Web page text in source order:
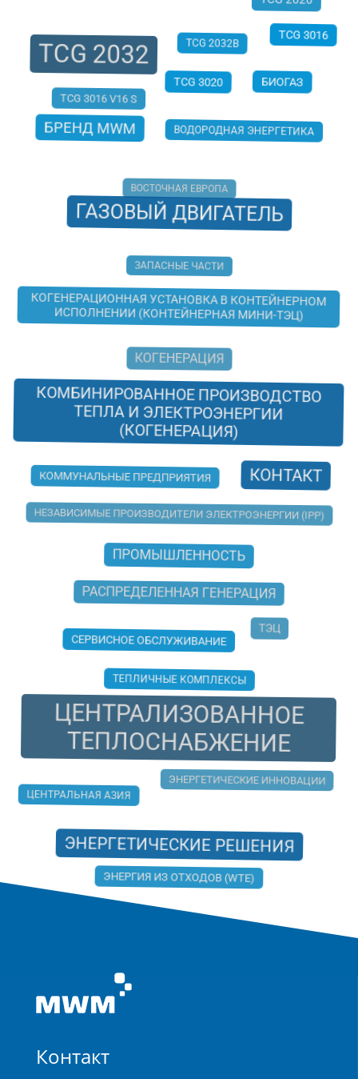
TCG 2020
TCG 2032
TCG 2032B
TCG 3016
TCG 3016 V16 S
TCG 3020
БИОГАЗ
БРЕНД MWM
ВОДОРОДНАЯ ЭНЕРГЕТИКА
ГАЗОВЫЙ ДВИГАТЕЛЬ
ЗАПАСНЫЕ ЧАСТИ
КОГЕНЕРАЦИОННАЯ УСТАНОВКА В КОНТЕЙНЕРНОМ
ИСПОЛНЕНИИ (КОНТЕЙНЕРНАЯ МИНИ-ТЭЦ)
КОГЕНЕРАЦИЯ
КОМБИНИРОВАННОЕ ПРОИЗВОДСТВО
ТЕПЛА И ЭЛЕКТРОЭНЕРГИИ
(КОГЕНЕРАЦИЯ)
КОММУНАЛЬНЫЕ ПРЕДПРИЯТИЯ КОНТАКТ
НЕЗАВИСИМЫЕ ПРОИЗВОДИТЕЛИ ЭЛЕКТРОЭНЕРГИИ (IPP)
ПРОМЫШЛЕННОСТЬ
РАСПРЕДЕЛЕННАЯ ГЕНЕРАЦИЯ
СЕРВИСНОЕ ОБСЛУЖИВАНИЕ ТЭЦ
ТЕПЛИЧНЫЕ КОМПЛЕКСЫ
ЦЕНТРАЛИЗОВАННОЕ
ТЕПЛОСНАБЖЕНИЕ
ЦЕНТРАЛЬНАЯ АЗИЯ
ЭНЕРГЕТИЧЕСКИЕ РЕШЕНИЯ
ЭНЕРГИЯ ИЗ ОТХОДОВ (WTE)
Контакт